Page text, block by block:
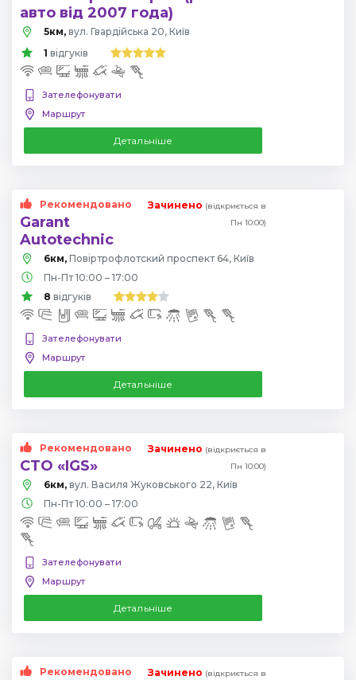
авто від 2007 года)
5км, вул. Гвардійська 20, Київ
1 відгуків
Зателефонувати
Маршрут
Детальніше
Рекомендовано
Garant
Autotechnic
Зачинено (відкриється в
Пн 10:00)
6км,
Повіртрофлотский проспект 64, Київ
Пн-Пт 10:00 – 17:00
8 відгуків
Зателефонувати
Маршрут
Детальніше
Рекомендовано
СТО «IGS»
Зачинено (відкриється в
Пн 10:00)
6км, вул. Василя Жуковського 22, Київ
Пн-Пт 10:00 – 17:00
Зателефонувати
Маршрут
Детальніше
Рекомендовано Зачинено (відкриється в